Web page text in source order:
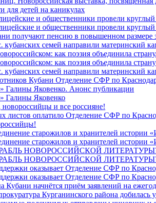
для детей на каникулах
и общественники провели
и общественники провели
получают пенсию в повышенном размере
кубанских семей направили материнский
как поэзия объединила
как поэзия объединила страну
кубанских семей направили материнский
Кубани Отделение СФР по
Галины Яковенко. Анонс публикации
Галины Яковенко
и все россияне!
листов оплатило Отделение СФР по
старожилов и хранителей истории
старожилов и хранителей истории
НОВОРОССИЙСКОЙ ЛИТЕРАТУРЫ?
НОВОРОССИЙСКОЙ
оказывает Отделение СФР по
оказывает Отделение СФР по
Кубани начнётся приём заявлений на
Курганинского района добилась